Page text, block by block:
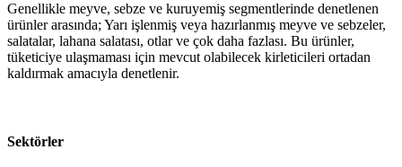
Genellikle meyve, sebze ve kuruyemiş segmentlerinde denetlenen
ürünler arasında; Yarı işlenmiş veya hazırlanmış meyve ve sebzeler,
salatalar, lahana salatası, otlar ve çok daha fazlası. Bu ürünler,
tüketiciye ulaşmaması için mevcut olabilecek kirleticileri ortadan
kaldırmak amacıyla denetlenir.
Sektörler